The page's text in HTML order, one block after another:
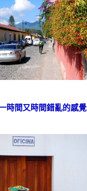
時間又時間錯亂的感覺